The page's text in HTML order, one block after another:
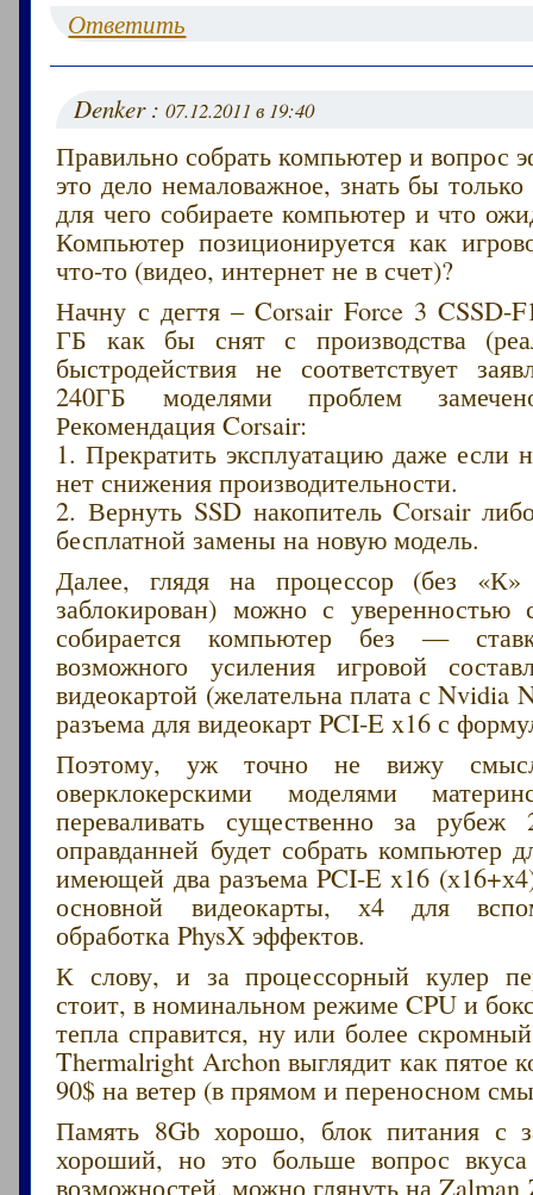
Ответить
Denker :07.12.2011 в 19:40
Правильно собрать компьютер и вопрос
это дело немаловажное, знать бы
для чего собираете компьютер и что
Компьютер позиционируется как
что-то (видео, интернет не в счет)?
Начну с дегтя – Corsair Force 3 CSSD-
ГБ как бы снят с производства
быстродействия не соответствует
240ГБ моделями проблем
Рекомендация Corsair:
1. Прекратить эксплуатацию даже если
нет снижения производительности.
2. Вернуть SSD накопитель Corsair
бесплатной замены на новую модель.
Далее, глядя на процессор (без
заблокирован) можно с уверенностью
собирается компьютер без —
возможного усиления игровой
видеокартой (желательна плата с Nvidia
разъема для видеокарт PCI-E x16 с
Поэтому, уж точно не вижу
оверклокерскими моделями
переваливать существенно за
оправданней будет собрать компьютер
имеющей два разъема PCI-E x16
основной видеокарты, х4 для
обработка PhysX эффектов.
К слову, и за процессорный кулер
стоит, в номинальном режиме CPU и
тепла справится, ну или более
Thermalright Archon выглядит как пятое
90$ на ветер (в прямом и переносном
Память 8Gb хорошо, блок питания с
хороший, но это больше вопрос
возможностей, можно глянуть на Zalman